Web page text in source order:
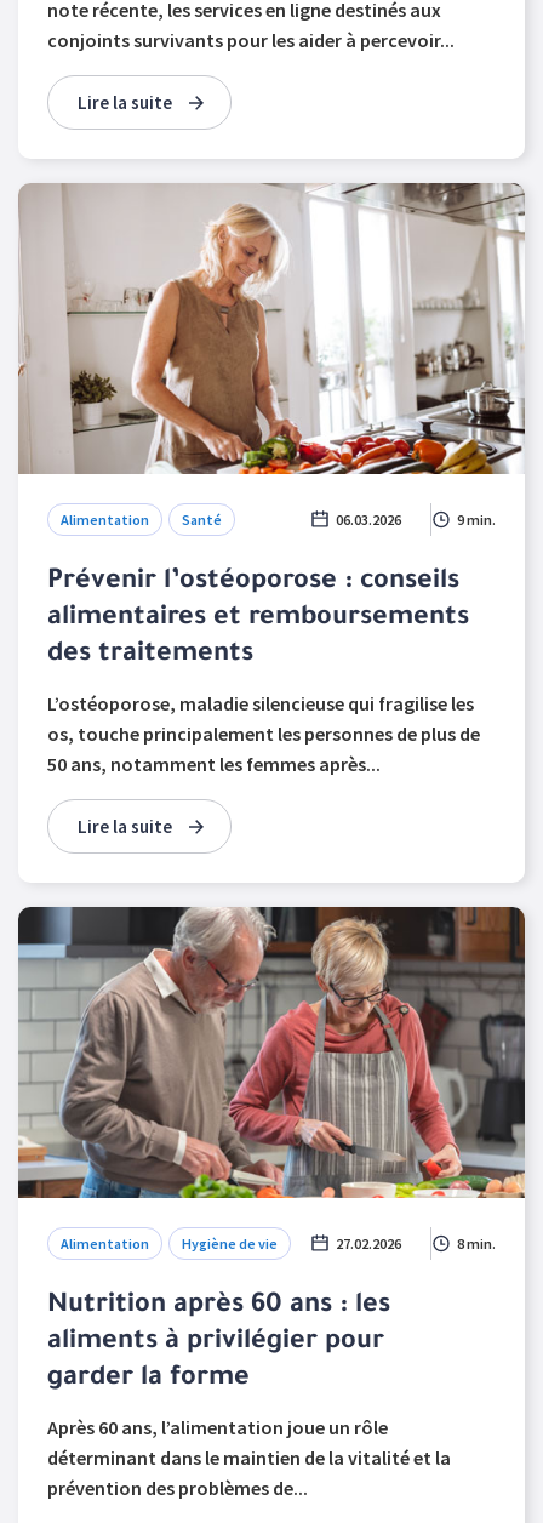
note récente, les services en ligne destinés aux
conjoints survivants pour les aider à percevoir...
Lire la suite
Alimentation Santé 06.03.2026 9 min.
Prévenir l’ostéoporose : conseils
alimentaires et remboursements
des traitements
L’ostéoporose, maladie silencieuse qui fragilise les
os, touche principalement les personnes de plus de
50 ans, notamment les femmes après...
Lire la suite
Alimentation Hygiène de vie 27.02.2026 8 min.
Nutrition après 60 ans : les
aliments à privilégier pour
garder la forme
Après 60 ans, l’alimentation joue un rôle
déterminant dans le maintien de la vitalité et la
prévention des problèmes de...